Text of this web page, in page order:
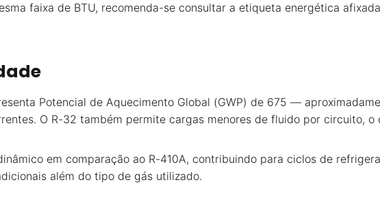
faixa de BTU, recomenda-se consultar a etiqueta energética
Potencial de Aquecimento Global (GWP) de 675 —
O R-32 também permite cargas menores de fluido por circuito, o
em comparação ao R-410A, contribuindo para ciclos de
além do tipo de gás utilizado.